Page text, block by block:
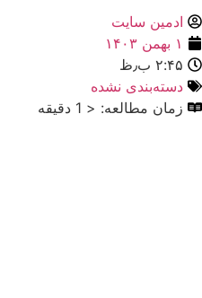
ادمین سایت
۱ بهمن ۱۴۰۳
۲:۴۵ ب٫ظ
دسته‌بندی نشده
زمان مطالعه: < 1 دقیقه